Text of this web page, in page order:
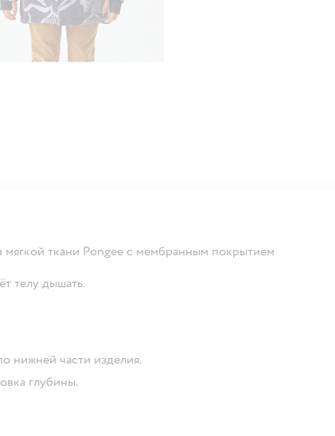
мягкой ткани Pongee с мембранным покрытием
телу дышать.
нижней части изделия.
глубины.